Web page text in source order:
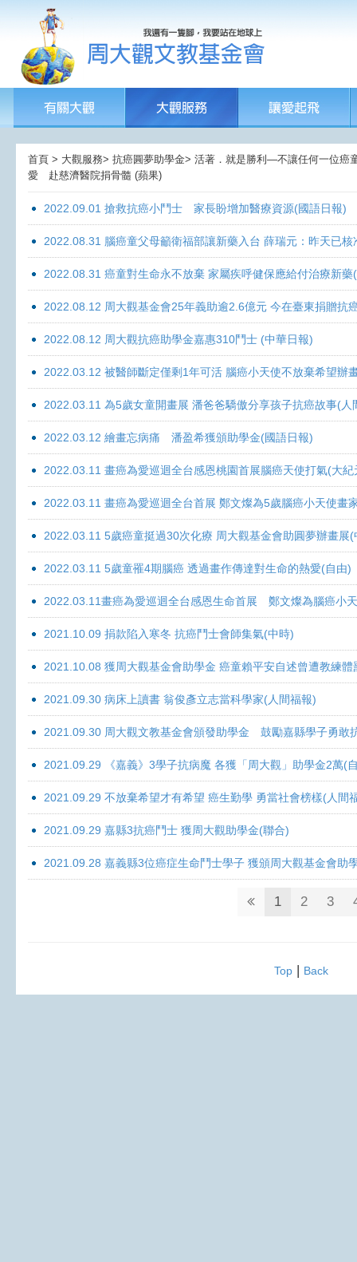
首頁 > 大觀服務> 抗癌圓夢助學金> 活著．就是勝利—不讓任何一位癌
愛 赴慈濟醫院捐骨髓 (蘋果)
2022.09.01 搶救抗癌小鬥士 家長盼增加醫療資源(國語日報)
2022.08.31 腦癌童父母籲衛福部讓新藥入台 薛瑞元：昨天已
2022.08.31 癌童對生命永不放棄 家屬疾呼健保應給付治療新藥
2022.08.12 周大觀基金會25年義助逾2.6億元 今在臺東捐贈抗
2022.08.12 周大觀抗癌助學金嘉惠310鬥士 (中華日報)
2022.03.12 被醫師斷定僅剩1年可活 腦癌小天使不放棄希望辦
2022.03.11 為5歲女童開畫展 潘爸爸驕傲分享孩子抗癌故事(人
2022.03.12 繪畫忘病痛 潘盈希獲頒助學金(國語日報)
2022.03.11 畫癌為愛巡迴全台感恩桃園首展腦癌天使打氣(大紀
2022.03.11 畫癌為愛巡迴全台首展 鄭文燦為5歲腦癌小天使畫
2022.03.11 5歲癌童挺過30次化療 周大觀基金會助圓夢辦畫展
2022.03.11 5歲童罹4期腦癌 透過畫作傳達對生命的熱愛(自由)
2022.03.11畫癌為愛巡迴全台感恩生命首展 鄭文燦為腦癌小
2021.10.09 捐款陷入寒冬 抗癌鬥士會師集氣(中時)
2021.10.08 獲周大觀基金會助學金 癌童賴平安自述曾遭教練體
2021.09.30 病床上讀書 翁俊彥立志當科學家(人間福報)
2021.09.30 周大觀文教基金會頒發助學金 鼓勵嘉縣學子勇敢
2021.09.29 《嘉義》3學子抗病魔 各獲「周大觀」助學金2萬(
2021.09.29 不放棄希望才有希望 癌生勤學 勇當社會榜樣(人間
2021.09.29 嘉縣3抗癌鬥士 獲周大觀助學金(聯合)
2021.09.28 嘉義縣3位癌症生命鬥士學子 獲頒周大觀基金會助
1 2 3
Top| Back